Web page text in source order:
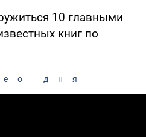
10 главными
книг по
дня